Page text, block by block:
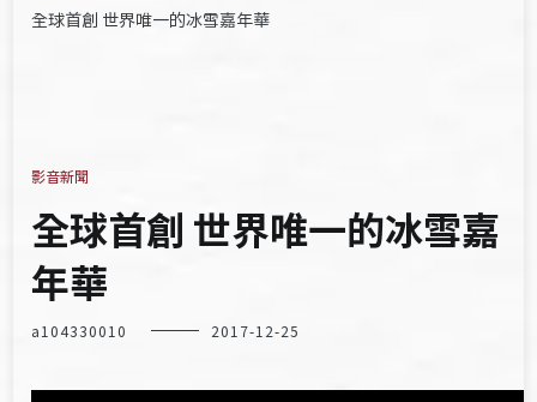
全球首創 世界唯一的冰雪嘉年華
影音新聞
全球首創 世界唯一的冰雪嘉
年華
a104330010 2017-12-25